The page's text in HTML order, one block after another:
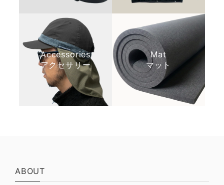
Accessories
アクセサリー
Mat
マット
ABOUT